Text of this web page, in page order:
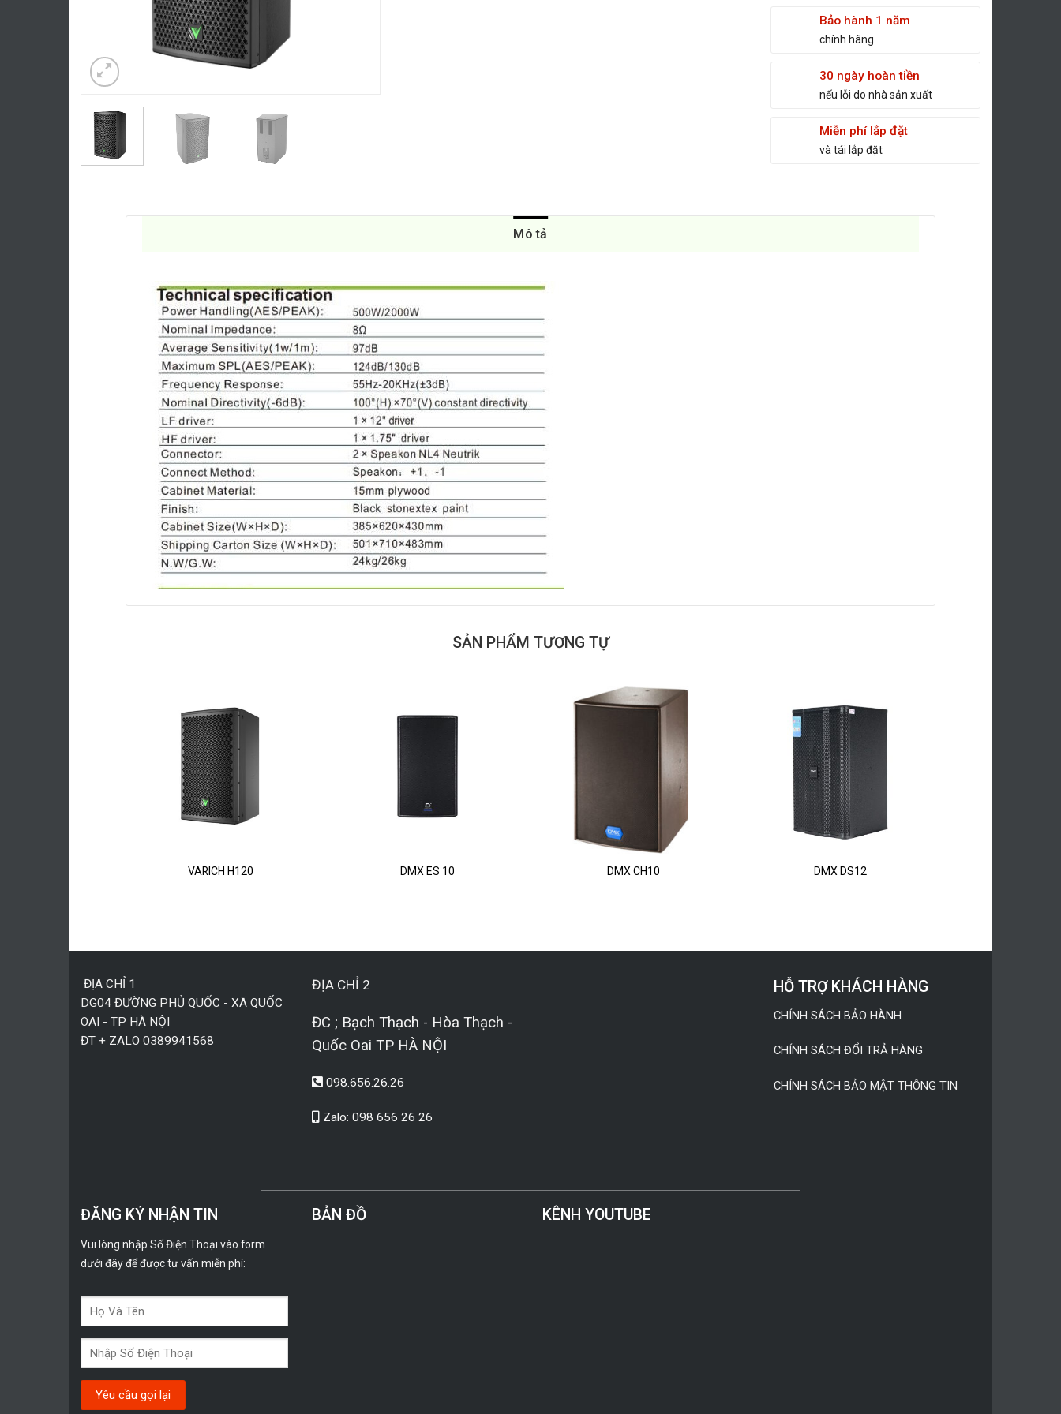
Bảo hành 1 năm
chính hãng
30 ngày hoàn tiền
nếu lỗi do nhà sản xuất
Miễn phí lắp đặt
và tái lắp đặt
Mô tả
SẢN PHẨM TƯƠNG TỰ
VARICH H120 DMX ES 10 DMX CH10 DMX DS12
ĐỊA CHỈ 1
DG04 ĐƯỜNG PHỦ QUỐC - XÃ QUỐC
OAI - TP HÀ NỘI
ĐT + ZALO 0389941568
ĐỊA CHỈ 2
ĐC ; Bạch Thạch - Hòa Thạch -
Quốc Oai TP HÀ NỘI
098.656.26.26
Zalo: 098 656 26 26
HỖ TRỢ KHÁCH HÀNG
CHÍNH SÁCH BẢO HÀNH
CHÍNH SÁCH ĐỔI TRẢ HÀNG
CHÍNH SÁCH BẢO MẬT THÔNG TIN
ĐĂNG KÝ NHẬN TIN
Vui lòng nhập Số Điện Thoại vào form
dưới đây để được tư vấn miễn phí:
BẢN ĐỒ KÊNH YOUTUBE